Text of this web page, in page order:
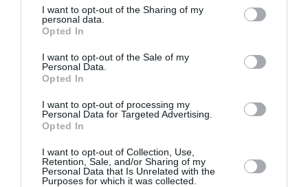
I want to opt-out of the Sharing of my
personal data.
Opted In
I want to opt-out of the Sale of my
Personal Data.
Opted In
I want to opt-out of processing my
Personal Data for Targeted Advertising.
Opted In
I want to opt-out of Collection, Use,
Retention, Sale, and/or Sharing of my
Personal Data that Is Unrelated with the
Purposes for which it was collected.
LE 9 AOÛT 1912 DANS LE
CIEL : DÉPART DE